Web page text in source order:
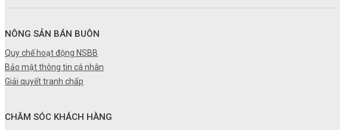
NÔNG SẢN BÁN BUÔN
Quy chế hoạt động NSBB
Bảo mật thông tin cá nhân
Giải quyết tranh chấp
CHĂM SÓC KHÁCH HÀNG